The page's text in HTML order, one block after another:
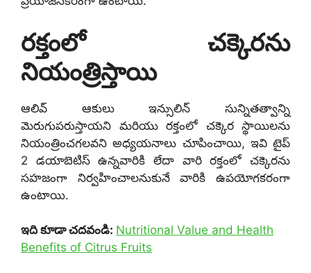
రక్తంలో చక్కెరను
నియంత్రిస్తాయి
ఆలివ్ ఆకులు ఇన్సులిన్ సున్నితత్వాన్ని
మెరుగుపరుస్తాయని మరియు రక్తంలో చక్కెర స్థాయిలను
నియంత్రించగలవని అధ్యయనాలు చూపించాయి, ఇవి టైప్
2 డయాబెటిస్ ఉన్నవారికి లేదా వారి రక్తంలో చక్కెరను
సహజంగా నిర్వహించాలనుకునే వారికి ఉపయోగకరంగా
ఉంటాయి.
ఇది కూడా చదవండి: Nutritional Value and Health
Benefits of Citrus Fruits